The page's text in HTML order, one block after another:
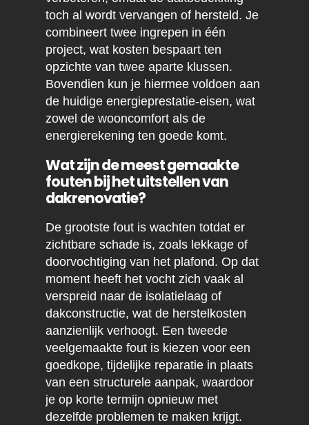
toch al wordt vervangen of hersteld. Je
combineert twee ingrepen in één
project, wat kosten bespaart ten
opzichte van twee aparte klussen.
Bovendien kun je hiermee voldoen aan
de huidige energieprestatie-eisen, wat
zowel de wooncomfort als de
energierekening ten goede komt.
Wat zijn de meest gemaakte
fouten bij het uitstellen van
dakrenovatie?
De grootste fout is wachten totdat er
zichtbare schade is, zoals lekkage of
doorvochtiging van het plafond. Op dat
moment heeft het vocht zich vaak al
verspreid naar de isolatielaag of
dakconstructie, wat de herstelkosten
aanzienlijk verhoogt. Een tweede
veelgemaakte fout is kiezen voor een
goedkope, tijdelijke reparatie in plaats
van een structurele aanpak, waardoor
je op korte termijn opnieuw met
dezelfde problemen te maken krijgt.